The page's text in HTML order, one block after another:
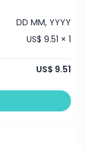
DD MM, YYYY
US$ 9.51 × 1
US$ 9.51